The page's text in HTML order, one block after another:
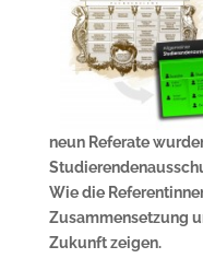
neun Referate
Wie die
Zusammensetzung
Zukunft zeigen.